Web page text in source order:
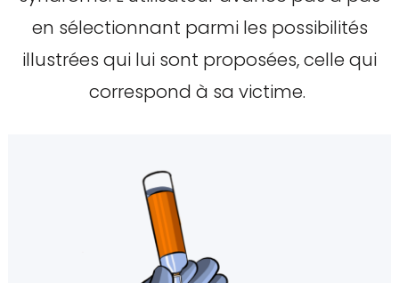
en sélectionnant parmi les possibilités
illustrées qui lui sont proposées, celle qui
correspond à sa victime.